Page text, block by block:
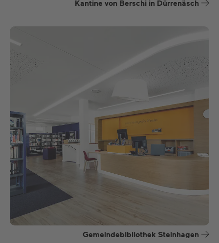
Kantine von Berschi in Dürrenäsch
Gemeindebibliothek Steinhagen